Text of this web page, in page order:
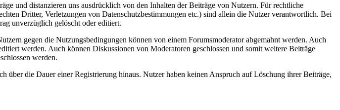
und distanzieren uns ausdrücklich von den Inhalten der Beiträge von Nutzern. Für rechtliche
Dritter, Verletzungen von Datenschutzbestimmungen etc.) sind allein die Nutzer verantwortlich. Bei
unverzüglich gelöscht oder editiert.
gegen die Nutzungsbedingungen können von einem Forumsmoderator abgemahnt werden. Auch
werden. Auch können Diskussionen von Moderatoren geschlossen und somit weitere Beiträge
werden.
über die Dauer einer Registrierung hinaus. Nutzer haben keinen Anspruch auf Löschung ihrer Beiträge,